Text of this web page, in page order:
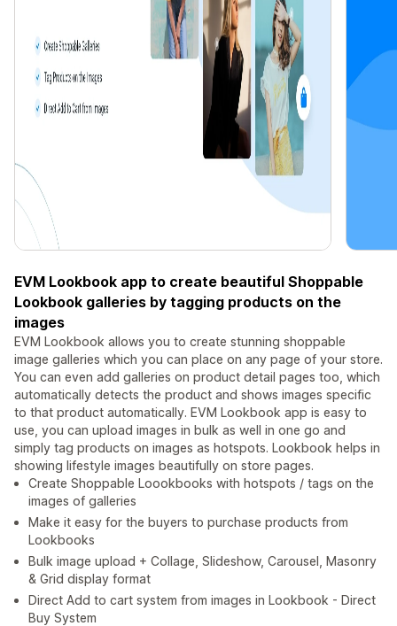
EVM Lookbook app to create beautiful Shoppable
Lookbook galleries by tagging products on the
images
EVM Lookbook allows you to create stunning shoppable
image galleries which you can place on any page of your store.
You can even add galleries on product detail pages too, which
automatically detects the product and shows images specific
to that product automatically. EVM Lookbook app is easy to
use, you can upload images in bulk as well in one go and
simply tag products on images as hotspots. Lookbook helps in
showing lifestyle images beautifully on store pages.
Create Shoppable Loookbooks with hotspots / tags on the
images of galleries
Make it easy for the buyers to purchase products from
Lookbooks
Bulk image upload + Collage, Slideshow, Carousel, Masonry
& Grid display format
Direct Add to cart system from images in Lookbook - Direct
Buy System